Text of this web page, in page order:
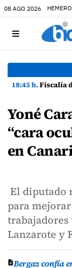
08 AGO 2026
18:45 h.Fiscalía denuncia
Yoné
“cara
en
El diputado
para
Lanzarote y
Bergaz confía